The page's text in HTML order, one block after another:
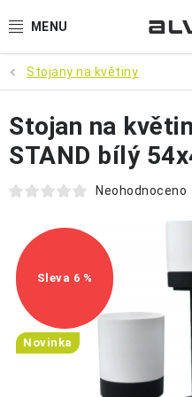
na
VÝPRODEJ
🌱 ZAHRADA 🌱
💦 SUDY NA VODU 💦
BRUMEE ODRÁŽEDLA
🐕‍🦺 DOMÁCÍ MAZLÍČCI 🐈
SUDY NA VÍNO
Stojany na květiny
Stojan na
STAND bílý
Neohodnoceno
6 %
Novinka